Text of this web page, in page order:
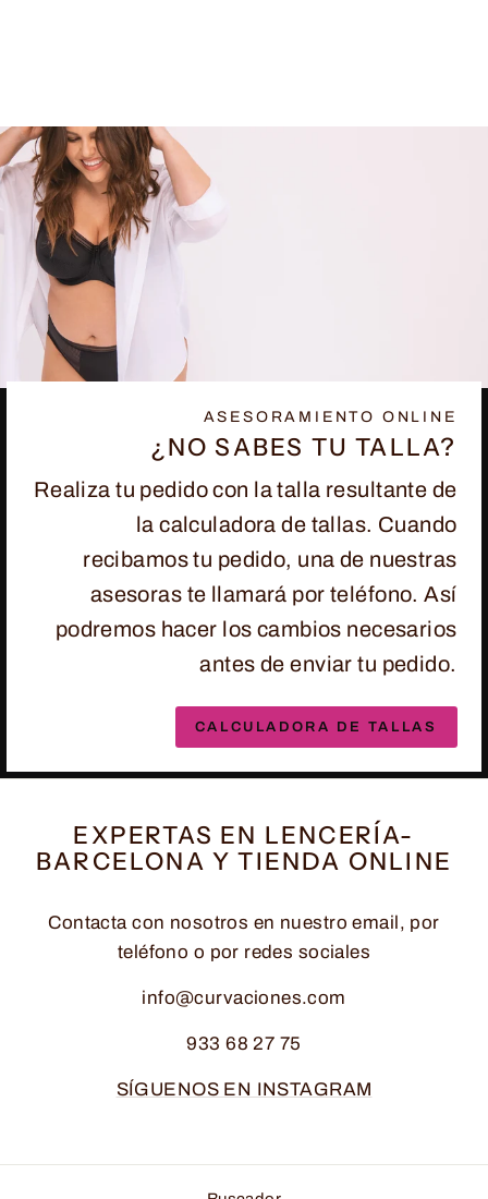
ASESORAMIENTO ONLINE
¿NO SABES TU TALLA?
Realiza tu pedido con la talla resultante de
la calculadora de tallas. Cuando
recibamos tu pedido, una de nuestras
asesoras te llamará por teléfono. Así
podremos hacer los cambios necesarios
antes de enviar tu pedido.
CALCULADORA DE TALLAS
EXPERTAS EN LENCERÍA-
BARCELONA Y TIENDA ONLINE
Contacta con nosotros en nuestro email, por
teléfono o por redes sociales
info@curvaciones.com
933 68 27 75
SÍGUENOS EN INSTAGRAM